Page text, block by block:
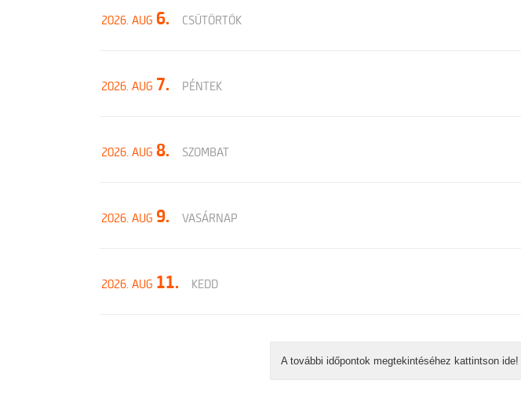
2026. AUG 6. CSÜTÖRTÖK
2026. AUG 7. PÉNTEK
2026. AUG 8. SZOMBAT
2026. AUG 9. VASÁRNAP
2026. AUG 11. KEDD
A további időpontok megtekintéséhez kattintson ide!